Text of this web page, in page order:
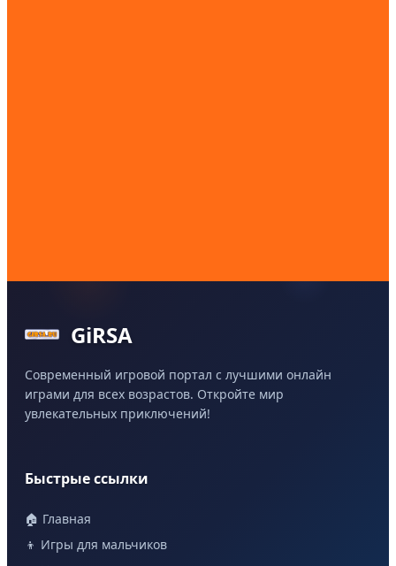
GiRSA
Современный игровой портал с лучшими онлайн
играми для всех возрастов. Откройте мир
увлекательных приключений!
Быстрые ссылки
🏠 Главная
👦 Игры для мальчиков